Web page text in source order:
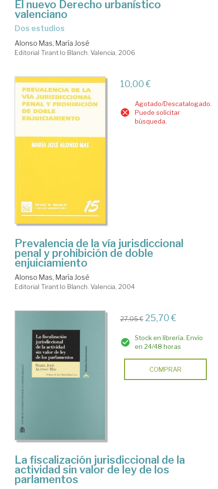
El nuevo Derecho urbanístico
valenciano
dos estudios
Alonso Mas, María José
Editorial Tirant lo Blanch. Valencia, 2006
10,00 €
Agotado/Descatalogado.
Puede solicitar
búsqueda.
Prevalencia de la vía jurisdiccional
penal y prohibición de doble
enjuiciamiento
Alonso Mas, María José
Editorial Tirant lo Blanch. Valencia, 2004
27,05 € 25,70 €
Stock en librería. Envío
en 24/48 horas
COMPRAR
La fiscalización jurisdiccional de la
actividad sin valor de ley de los
parlamentos